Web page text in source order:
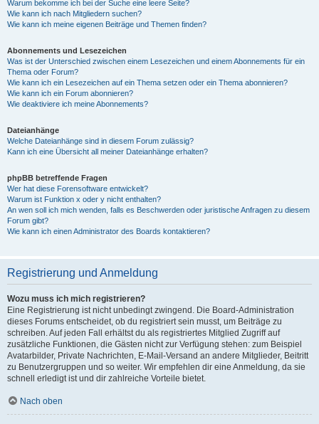
Warum bekomme ich bei der Suche eine leere Seite?
Wie kann ich nach Mitgliedern suchen?
Wie kann ich meine eigenen Beiträge und Themen finden?
Abonnements und Lesezeichen
Was ist der Unterschied zwischen einem Lesezeichen und einem Abonnements für ein
Thema oder Forum?
Wie kann ich ein Lesezeichen auf ein Thema setzen oder ein Thema abonnieren?
Wie kann ich ein Forum abonnieren?
Wie deaktiviere ich meine Abonnements?
Dateianhänge
Welche Dateianhänge sind in diesem Forum zulässig?
Kann ich eine Übersicht all meiner Dateianhänge erhalten?
phpBB betreffende Fragen
Wer hat diese Forensoftware entwickelt?
Warum ist Funktion x oder y nicht enthalten?
An wen soll ich mich wenden, falls es Beschwerden oder juristische Anfragen zu diesem
Forum gibt?
Wie kann ich einen Administrator des Boards kontaktieren?
Registrierung und Anmeldung
Wozu muss ich mich registrieren?
Eine Registrierung ist nicht unbedingt zwingend. Die Board-Administration
dieses Forums entscheidet, ob du registriert sein musst, um Beiträge zu
schreiben. Auf jeden Fall erhältst du als registriertes Mitglied Zugriff auf
zusätzliche Funktionen, die Gästen nicht zur Verfügung stehen: zum Beispiel
Avatarbilder, Private Nachrichten, E-Mail-Versand an andere Mitglieder, Beitritt
zu Benutzergruppen und so weiter. Wir empfehlen dir eine Anmeldung, da sie
schnell erledigt ist und dir zahlreiche Vorteile bietet.
Nach oben